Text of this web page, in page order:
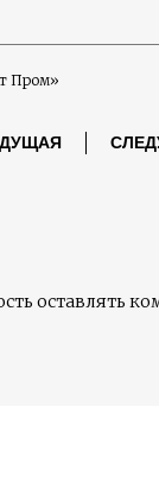
Пром»
оставлять